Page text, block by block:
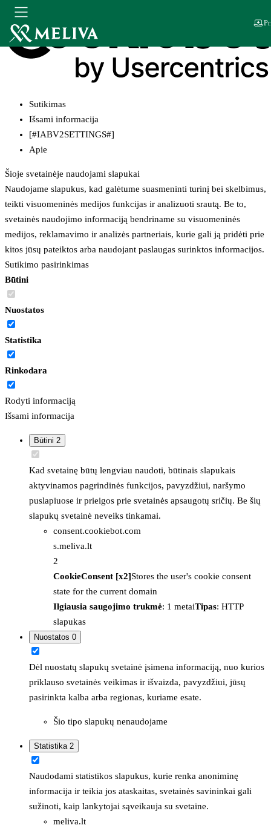
Sutikimas
Išsami informacija
[#IABV2SETTINGS#]
Apie
Šioje svetainėje naudojami slapukai
Naudojame slapukus, kad galėtume suasmeninti turinį bei skelbimus,
teikti visuomeninės medijos funkcijas ir analizuoti srautą. Be to,
svetainės naudojimo informaciją bendriname su visuomeninės
medijos, reklamavimo ir analizės partneriais, kurie gali ją pridėti prie
kitos jūsų pateiktos arba naudojant paslaugas surinktos informacijos.
Sutikimo pasirinkimas
Būtini
Nuostatos
Statistika
Rinkodara
Rodyti informaciją
Išsami informacija
Būtini 2
Kad svetainę būtų lengviau naudoti, būtinais slapukais
aktyvinamos pagrindinės funkcijos, pavyzdžiui, naršymo
puslapiuose ir prieigos prie svetainės apsaugotų sričių. Be šių
slapukų svetainė neveiks tinkamai.
consent.cookiebot.com
s.meliva.lt
2
CookieConsent [x2]Stores the user's cookie consent
state for the current domain
Ilgiausia saugojimo trukmė: 1 metaiTipas: HTTP
slapukas
Nuostatos 0
Dėl nuostatų slapukų svetainė įsimena informaciją, nuo kurios
priklauso svetainės veikimas ir išvaizda, pavyzdžiui, jūsų
pasirinkta kalba arba regionas, kuriame esate.
Šio tipo slapukų nenaudojame
Statistika 2
Naudodami statistikos slapukus, kurie renka anoniminę
informacija ir teikia jos ataskaitas, svetainės savininkai gali
sužinoti, kaip lankytojai sąveikauja su svetaine.
meliva.lt